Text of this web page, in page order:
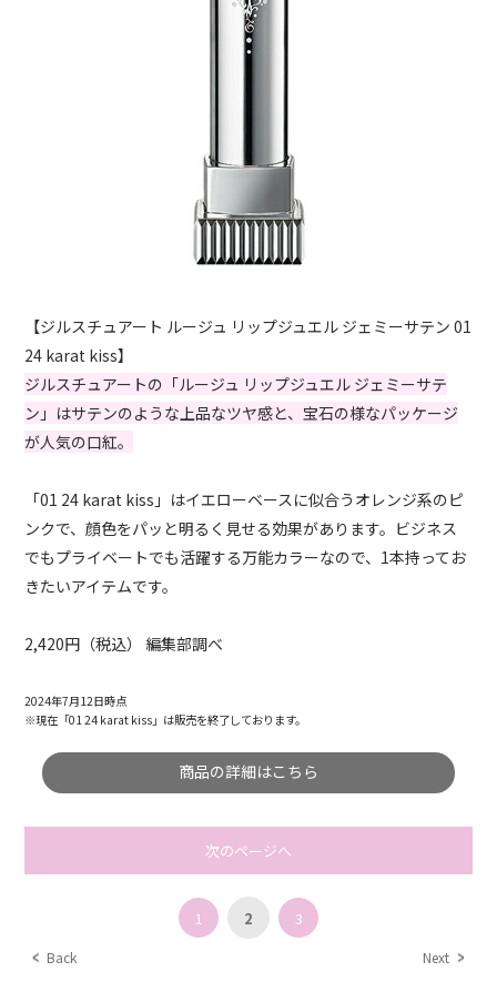
【ジルスチュアート ルージュ リップジュエル ジェミーサテン 01
24 karat kiss】
ジルスチュアートの「ルージュ リップジュエル ジェミーサテ
ン」はサテンのような上品なツヤ感と、宝石の様なパッケージ
が人気の口紅。
「01 24 karat kiss」はイエローベースに似合うオレンジ系のピ
ンクで、顔色をパッと明るく見せる効果があります。ビジネス
でもプライベートでも活躍する万能カラーなので、1本持ってお
きたいアイテムです。
2,420円（税込） 編集部調べ
2024年7月12日時点
※現在「01 24 karat kiss」は販売を終了しております。
商品の詳細はこちら
次のページへ
Back
1 2 3
Next